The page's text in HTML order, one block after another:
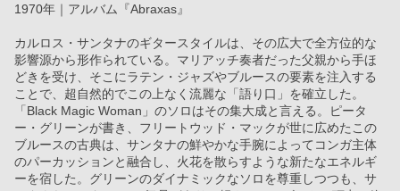
1970年｜アルバム『Abraxas』
カルロス・サンタナのギタースタイルは、その広大で全方位的な
影響源から形作られている。マリアッチ奏者だった父親から手ほ
どきを受け、そこにラテン・ジャズやブルースの要素を注入する
ことで、超自然的でこの上なく流麗な「語り口」を確立した。
「Black Magic Woman」のソロはその集大成と言える。ピータ
ー・グリーンが書き、フリートウッド・マックが世に広めたこの
ブルースの古典は、サンタナの鮮やかな手腕によってコンガ主体
のパーカッションと融合し、火花を散らすような新たなエネルギ
ーを宿した。グリーンのダイナミックなソロを尊重しつつも、サ